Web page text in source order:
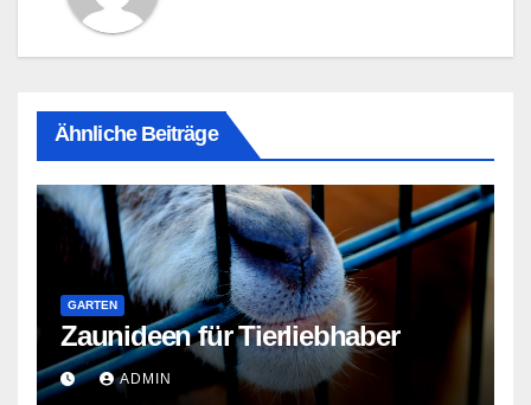
Ähnliche Beiträge
GARTEN
Zaunideen für Tierliebhaber
ADMIN